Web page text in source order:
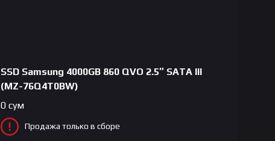
SSD Samsung 4000GB 860 QVO 2.5″ SATA III
(MZ-76Q4T0BW)
0сум
Продажа только в сборе